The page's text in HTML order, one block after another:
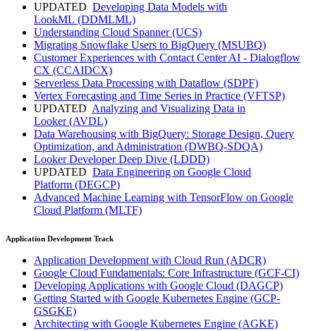
UPDATED Developing Data Models with
LookML (DDMLML)
Understanding Cloud Spanner(UCS)
Migrating Snowflake Users to BigQuery (MSUBQ)
Customer Experiences with Contact Center AI - Dialogflow
CX (CCAIDCX)
Serverless Data Processing with Dataflow (SDPF)
Vertex Forecasting and Time Series in Practice (VFTSP)
UPDATED Analyzing and Visualizing Data in
Looker(AVDL)
Data Warehousing with BigQuery: Storage Design, Query
Optimization, and Administration (DWBQ-SDQA)
Looker Developer Deep Dive (LDDD)
UPDATED Data Engineering on Google Cloud
Platform (DEGCP)
Advanced Machine Learning with TensorFlow on Google
Cloud Platform (MLTF)
Application Development Track
Application Development with Cloud Run (ADCR)
Google Cloud Fundamentals: Core Infrastructure (GCF-CI)
Developing Applications with Google Cloud (DAGCP)
Getting Started with Google Kubernetes Engine (GCP-
GSGKE)
Architecting with Google Kubernetes Engine (AGKE)